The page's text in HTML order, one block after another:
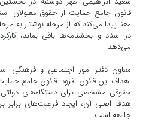
قانون جامع حمایت از حقوق معلولان
معنا پیدا می‌کند که از مرحله نوشتار به
در اسناد و بخشنامه‌ها باقی بماند،
می‌دهد.
معاون دفتر امور اجتماعی و فرهنگی
اهداف این قانون افزود: قانون جامع
حقوقی مشخصی برای دستگاه‌های دولتی
هدف اصلی آن، ایجاد فرصت‌های برابر
جامعه است.